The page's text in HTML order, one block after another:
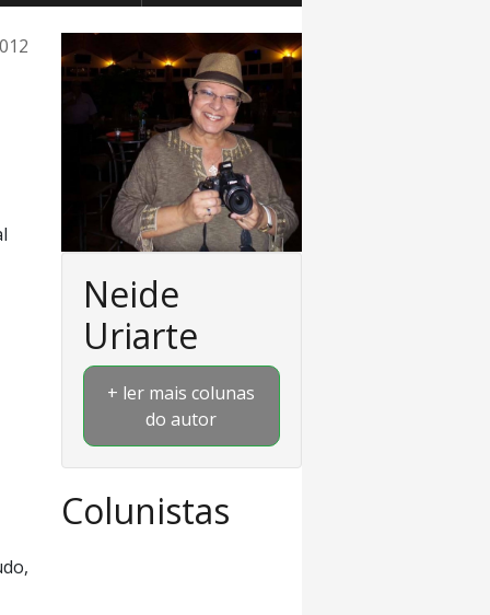
Neide
Uriarte
+ ler mais colunas
do autor
Colunistas